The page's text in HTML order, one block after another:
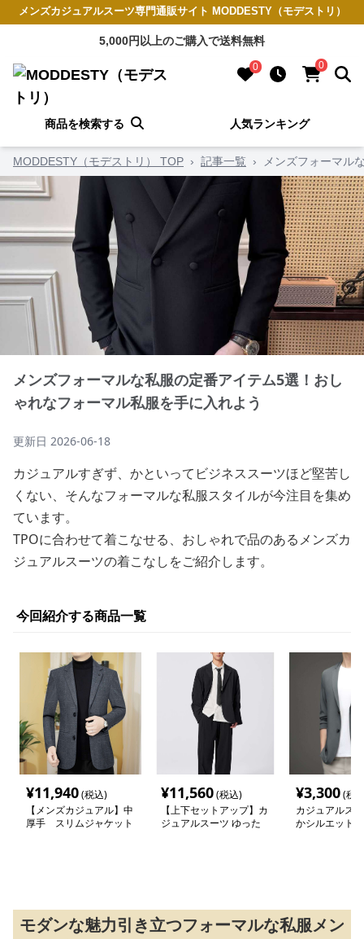
メンズカジュアルスーツ専門通販サイト MODDESTY（モデストリ）
5,000円以上のご購入で送料無料
0 0
商品を検索する 人気ランキング
MODDESTY（モデストリ） TOP › 記事一覧 › メンズフォーマル
メンズフォーマルな私服の定番アイテム5選！おし
ゃれなフォーマル私服を手に入れよう
更新日 2026-06-18
カジュアルすぎず、かといってビジネススーツほど堅苦し
くない、そんなフォーマルな私服スタイルが今注目を集め
ています。
TPOに合わせて着こなせる、おしゃれで品のあるメンズカ
ジュアルスーツの着こなしをご紹介します。
今回紹介する商品一覧
¥11,940(税込)
【メンズカジュアル】中
厚手 スリムジャケット
¥11,560(税込)
【上下セットアップ】カ
ジュアルスーツ ゆった
¥3,300(税
カジュアルス
かシルエット
モダンな魅力引き立つフォーマルな私服メン